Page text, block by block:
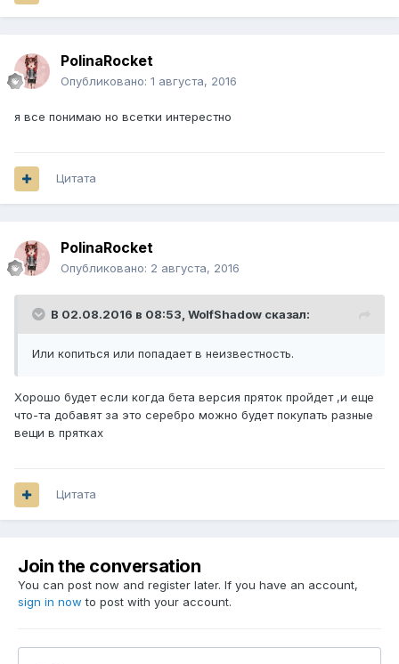
PolinaRocket
Опубликовано: 1 августа, 2016
я все понимаю но всетки интерестно
Цитата
PolinaRocket
Опубликовано: 2 августа, 2016
В 02.08.2016 в 08:53, WolfShadow сказал:
Или копиться или попадает в неизвестность.
Хорошо будет если когда бета версия пряток пройдет ,и еще
что-та добавят за это серебро можно будет покупать разные
вещи в прятках
Цитата
Join the conversation
You can post now and register later. If you have an account,
sign in now to post with your account.